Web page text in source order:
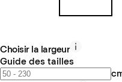
Choisir la largeur
Guide des tailles